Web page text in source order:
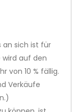
an sich ist für
wird auf den
von 10 % fällig.
Verkäufe